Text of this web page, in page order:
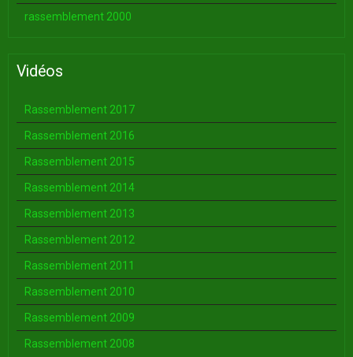
rassemblement 2000
Vidéos
Rassemblement 2017
Rassemblement 2016
Rassemblement 2015
Rassemblement 2014
Rassemblement 2013
Rassemblement 2012
Rassemblement 2011
Rassemblement 2010
Rassemblement 2009
Rassemblement 2008